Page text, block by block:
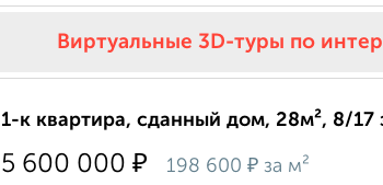
Виртуальные 3D-туры по
1-к квартира, сданный дом, 28м², 8/17
5 600 000 ₽ 198 600 ₽ за м²